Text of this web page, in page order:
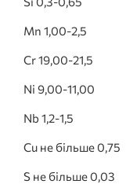
Mn 1,00-2,5
Cr 19,00-21,5
Ni 9,00-11,00
Nb 1,2-1,5
Cu не більше 0,75
S не більше 0,03